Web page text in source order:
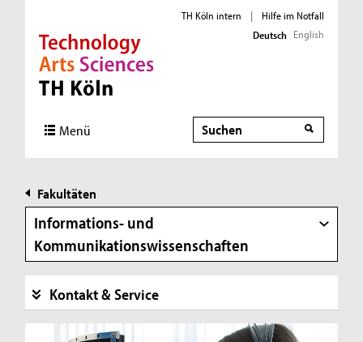
Direkt zur Hauptnavigation
Direkt zur Subnavigation
Direkt zum Inhalt
Direkt zum Fußbereich
TH Köln intern |
Hilfe im Notfall
Deutsch English
Menü Suche
Suche
Fakultäten
Informations- und
Kommunikationswissenschaften
Kontakt & Service